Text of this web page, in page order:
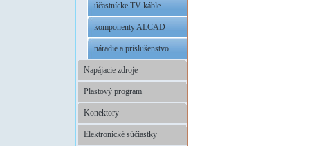
účastnícke TV káble
komponenty ALCAD
náradie a príslušenstvo
Napájacie zdroje
Plastový program
Konektory
Elektronické súčiastky